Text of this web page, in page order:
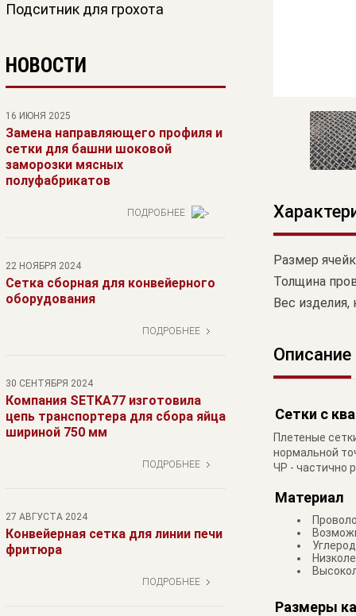
Подситник для грохота
НОВОСТИ
16 ИЮНЯ 2025
Замена направляющего профиля и
сетки для башни шоковой
заморозки мясных
полуфабрикатов
ПОДРОБНЕЕ
22 НОЯБРЯ 2024
Сетка сборная для конвейерного
оборудования
ПОДРОБНЕЕ
30 СЕНТЯБРЯ 2024
Компания SETKA77 изготовила
цепь транспортера для сбора яйца
шириной 750 мм
ПОДРОБНЕЕ
27 АВГУСТА 2024
Конвейерная сетка для линии печи
фритюра
ПОДРОБНЕЕ
Размер
Толщина
Вес изделия,
Описание
Сетки с
Плетеные
нормальной
ЧР - частично
Материал
Размеры